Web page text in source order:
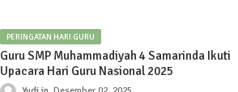
PERINGATAN HARI GURU
Guru SMP Muhammadiyah 4 Samarinda Ikuti
Upacara Hari Guru Nasional 2025